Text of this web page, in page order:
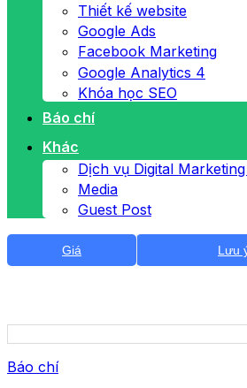
Thiết kế website
Google Ads
Facebook Marketing
Google Analytics 4
Khóa học SEO
Báo chí
Khác
Dịch vụ Digital
Media
Guest Post
Giá Lưu
Báo chí